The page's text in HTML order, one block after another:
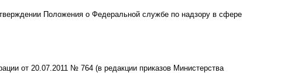
Положения о Федеральной службе по надзору в сфере
от 20.07.2011 № 764 (в редакции приказов Министерства